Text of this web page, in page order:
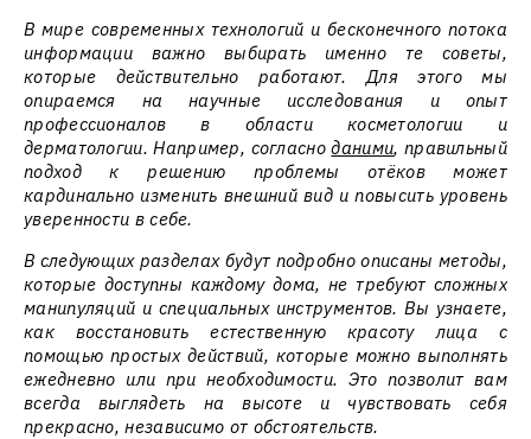
В мире современных технологий и бесконечного потока
информации важно выбирать именно те советы,
которые действительно работают. Для этого мы
опираемся на научные исследования и опыт
профессионалов в области косметологии и
дерматологии. Например, согласноданими, правильный
подход к решению проблемы отёков может
кардинально изменить внешний вид и повысить уровень
уверенности в себе.
В следующих разделах будут подробно описаны методы,
которые доступны каждому дома, не требуют сложных
манипуляций и специальных инструментов. Вы узнаете,
как восстановить естественную красоту лица с
помощью простых действий, которые можно выполнять
ежедневно или при необходимости. Это позволит вам
всегда выглядеть на высоте и чувствовать себя
прекрасно, независимо от обстоятельств.